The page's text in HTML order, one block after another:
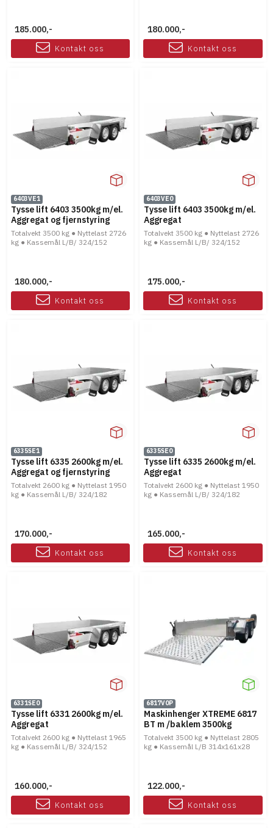
185.000,-
Kontakt oss
180.000,-
Kontakt oss
6403VE1
Tysse lift 6403 3500kg m/el.
Aggregat og fjernstyring
Totalvekt 3500 kg ● Nyttelast 2726
kg ● Kassemål L/B/ 324/152
180.000,-
Kontakt oss
6403VE0
Tysse lift 6403 3500kg m/el.
Aggregat
Totalvekt 3500 kg ● Nyttelast 2726
kg ● Kassemål L/B/ 324/152
175.000,-
Kontakt oss
6335SE1
Tysse lift 6335 2600kg m/el.
Aggregat og fjernstyring
Totalvekt 2600 kg ● Nyttelast 1950
kg ● Kassemål L/B/ 324/182
170.000,-
Kontakt oss
6335SE0
Tysse lift 6335 2600kg m/el.
Aggregat
Totalvekt 2600 kg ● Nyttelast 1950
kg ● Kassemål L/B/ 324/182
165.000,-
Kontakt oss
6331SE0
Tysse lift 6331 2600kg m/el.
Aggregat
Totalvekt 2600 kg ● Nyttelast 1965
kg ● Kassemål L/B/ 324/152
160.000,-
Kontakt oss
6817V0P
Maskinhenger XTREME 6817
BT m /baklem 3500kg
Totalvekt 3500 kg ● Nyttelast 2805
kg ● Kassemål L/B 314x161x28
122.000,-
Kontakt oss